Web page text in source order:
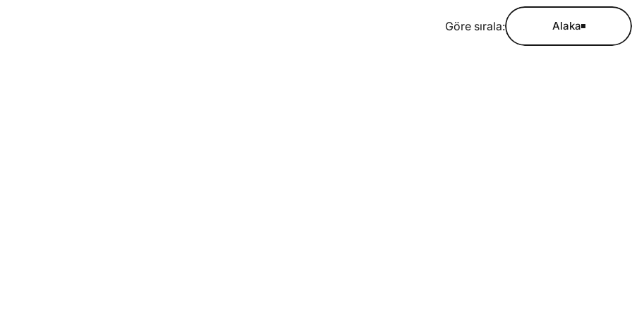
Göre sırala: Alaka